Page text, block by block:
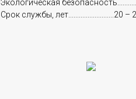
Экологическая
Срок службы, лет..........................20 –